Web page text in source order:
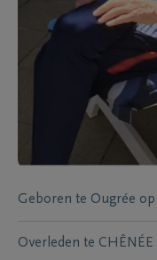
Geboren te Ougrée op
Overleden te CHÊNÉE